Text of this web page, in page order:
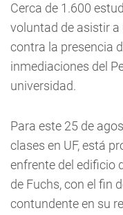
Cerca de 1.600
voluntad de asistir
contra la presencia
inmediaciones del
universidad.
Para este 25 de
clases en UF, está
enfrente del edificio
de Fuchs, con el fin
contundente en su